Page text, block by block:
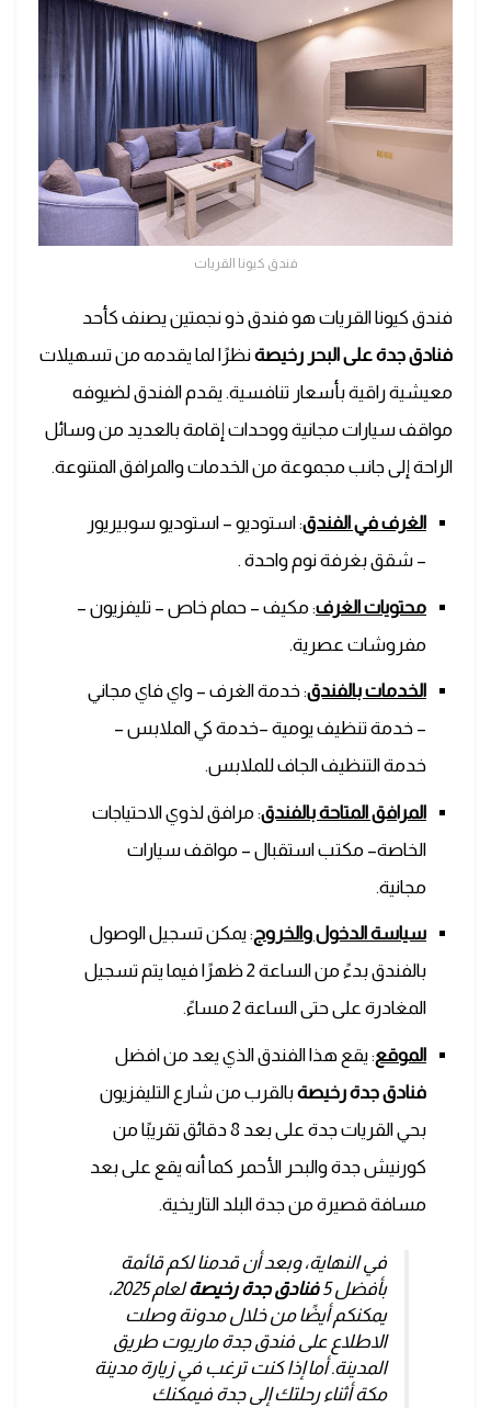
فندق كيونا القريات
فندق كيونا القريات هو فندق ذو نجمتين يصنف كأحد
فنادق جدة على البحر رخيصةنظرًا لما يقدمه من تسهيلات
معيشية راقية بأسعار تنافسية. يقدم الفندق لضيوفه
مواقف سيارات مجانية ووحدات إقامة بالعديد من وسائل
الراحة إلى جانب مجموعة من الخدمات والمرافق المتنوعة.
الغرف في الفندق: استوديو – استوديو سوبيريور
– شقق بغرفة نوم واحدة .
محتويات الغرف: مكيف – حمام خاص – تليفزيون –
مفروشات عصرية.
الخدمات بالفندق: خدمة الغرف – واي فاي مجاني
– خدمة تنظيف يومية –خدمة كي الملابس –
خدمة التنظيف الجاف للملابس.
المرافق المتاحة بالفندق: مرافق لذوي الاحتياجات
الخاصة– مكتب استقبال – مواقف سيارات
مجانية.
سياسة الدخول والخروج: يمكن تسجيل الوصول
بالفندق بدءً من الساعة 2 ظهرًا فيما يتم تسجيل
المغادرة على حتى الساعة 2 مساءً.
الموقع: يقع هذا الفندق الذي يعد من افضل
فنادق جدة رخيصةبالقرب من شارع التليفزيون
بحي القريات جدة على بعد 8 دقائق تقريبًا من
كورنيش جدة والبحر الأحمر كما أنه يقع على بعد
مسافة قصيرة من جدة البلد التاريخية.
في النهاية، وبعد أن قدمنا لكم قائمة
بأفضل 5 فنادق جدة رخيصة
لعام 2025،
يمكنكم أيضًا من خلال مدونة وصلت
الاطلاع على فندق جدة ماريوت طريق
المدينة. أما إذا كنت ترغب في زيارة مدينة
مكة أثناء رحلتك إلى جدة فيمكنك